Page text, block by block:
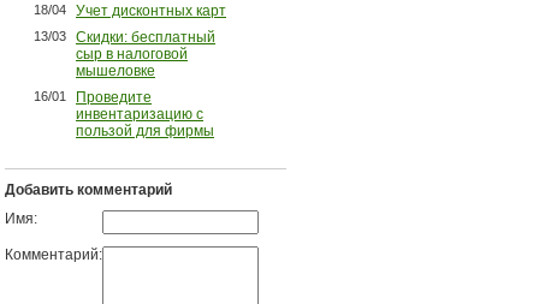
18/04 Учет дисконтных карт
13/03
Скидки: бесплатный
сыр в налоговой
мышеловке
16/01
Проведите
инвентаризацию с
пользой для фирмы
Добавить комментарий
Имя:
Комментарий: